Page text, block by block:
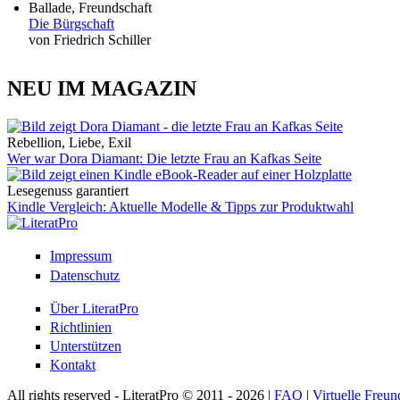
Ballade, Freundschaft
Die Bürgschaft
von Friedrich Schiller
NEU IM MAGAZIN
Rebellion, Liebe, Exil
Wer war Dora Diamant: Die letzte Frau an Kafkas Seite
Lesegenuss garantiert
Kindle Vergleich: Aktuelle Modelle & Tipps zur Produktwahl
Impressum
Datenschutz
Über LiteratPro
Richtlinien
Unterstützen
Kontakt
All rights reserved - LiteratPro © 2011 - 2026 | FAQ | Virtuelle